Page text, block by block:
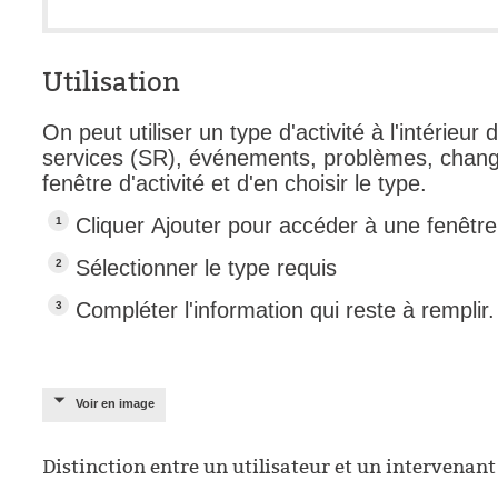
utilisateurs
Utilisation
Utilisation
Utilisation
Webtech
Utilisation
On peut utiliser un type d'activité à l'intérieur
services (SR), événements, problèmes,
fenêtre d'activité et d'en choisir le type.
Cliquer Ajouter pour accéder à une
Sélectionner le type requis
Compléter l'information qui reste à remplir.
Voir en image
Distinction entre un utilisateur et un